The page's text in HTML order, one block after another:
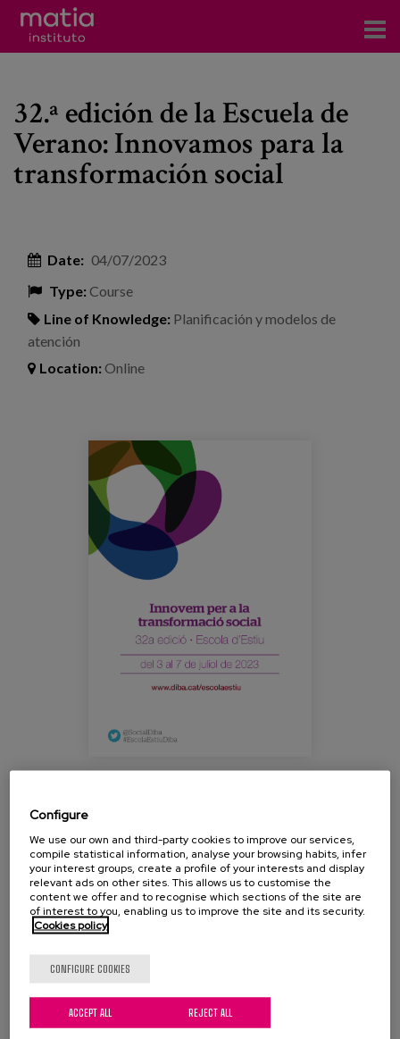
Research
Publications
Training
Events
News
32.ª edición de la Escuela de
Verano: Innovamos para la
transformación social
Date: 04/07/2023
Type:Course
Line of Knowledge: Planificación y modelos de
atención
Location:Online
El Área de Igualdad y Sostenibilidad Social de la
Diputación de Barcelona ha organizado este año la
32.ª edición de la Escuela de Verano, un espacio de
reflexión, intercambio y conocimiento en torno las
políticas sociales locales para los y las profesionales
de los municipios y entes locales de la provincia de
Durante una semana, del 3 al 7 de julio, la Escuela de
Verano acogerá una variada oferta de conferencias,
mesas redondas y talleres, en modalidad presencial y
Configure
We use our own and third-party cookies to improve our services,
compile statistical information, analyse your browsing habits, infer
your interest groups, create a profile of your interests and display
relevant ads on other sites. This allows us to customise the
content we offer and to recognise which sections of the site are
of interest to you, enabling us to improve the site and its security.
Cookies policy
CONFIGURE COOKIES
REJECT ALL
ACCEPT ALL